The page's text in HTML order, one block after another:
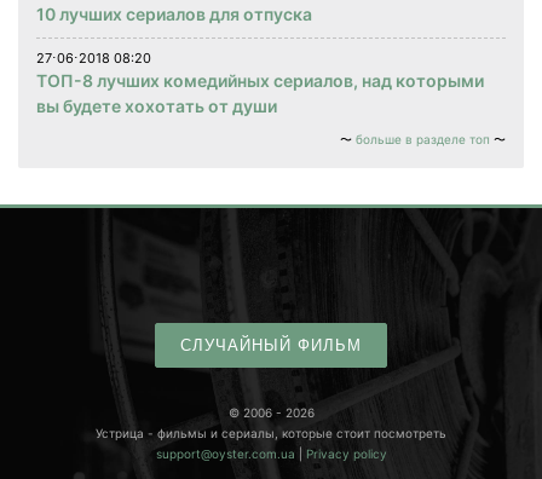
10 лучших сериалов для отпуска
27⋅06⋅2018 08:20
ТОП-8 лучших комедийных сериалов, над которыми
вы будете хохотать от души
больше в разделе топ
СЛУЧАЙНЫЙ ФИЛЬМ
© 2006 - 2026
Устрица - фильмы и сериалы, которые стоит посмотреть
support@oyster.com.ua
Privacy policy